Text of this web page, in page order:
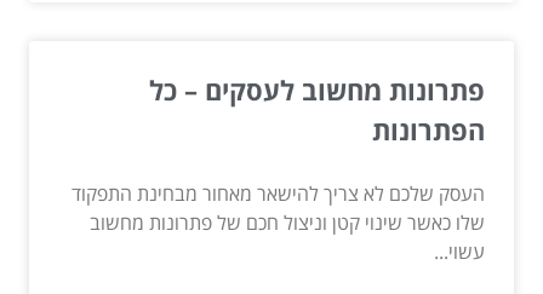
פתרונות מחשוב לעסקים – כל
הפתרונות
העסק שלכם לא צריך להישאר מאחור מבחינת התפקוד
שלו כאשר שינוי קטן וניצול חכם של פתרונות מחשוב
עשוי...